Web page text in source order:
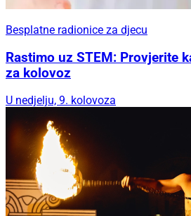
Besplatne radionice za djecu
Rastimo uz STEM: Provjerite
za kolovoz
U nedjelju, 9. kolovoza